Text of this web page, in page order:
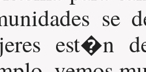
se
est�n